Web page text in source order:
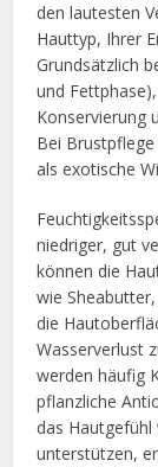
den lautesten
Hauttyp, Ihrer
Grundsätzlich
und
Konservierung
Bei
als exotische
niedriger, gut
können die
wie
die
Wasserverlust
werden häufig
pflanzliche
das Hautgefühl
unterstützen,